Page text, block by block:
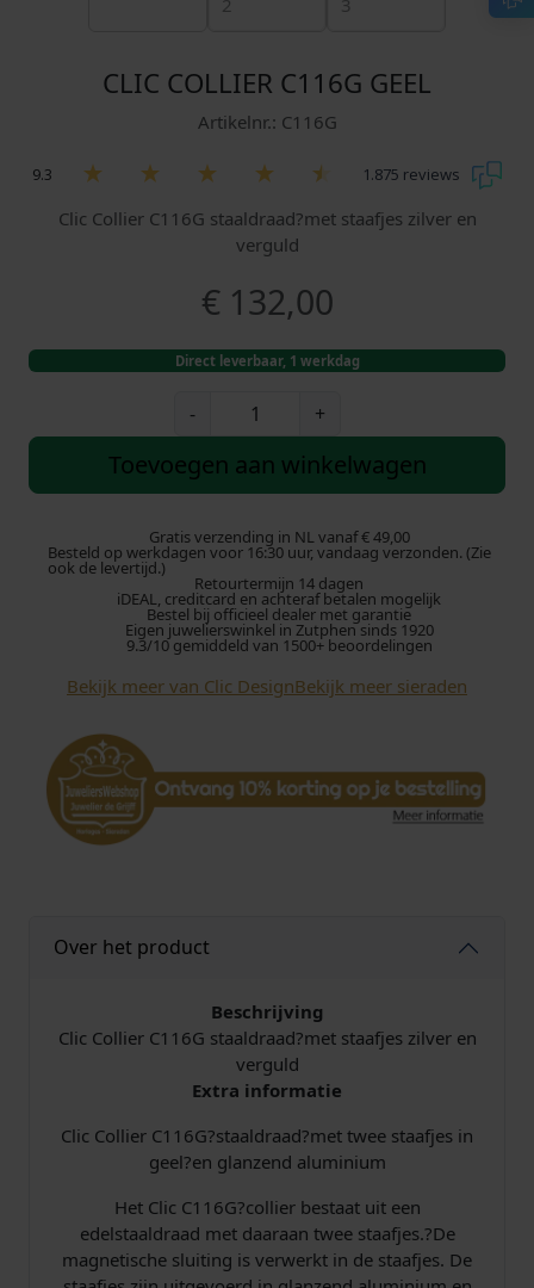
CLIC COLLIER C116G GEEL
Artikelnr.: C116G
9.3 1.875 reviews
Clic Collier C116G staaldraad?met staafjes zilver en
verguld
€132,00
Direct leverbaar, 1 werkdag
-
o
l
i
e
C
6
G
a
a
+
Toevoegen aan winkelwagen
Gratis verzending in NL vanaf € 49,00
Besteld op werkdagen voor 16:30 uur, vandaag verzonden. (Zie
ook de levertijd.)
Retourtermijn 14 dagen
iDEAL, creditcard en achteraf betalen mogelijk
Bestel bij officieel dealer met garantie
Eigen juwelierswinkel in Zutphen sinds 1920
9.3/10 gemiddeld van 1500+ beoordelingen
Bekijk meer van Clic DesignBekijk meer sieraden
Over het product
Beschrijving
Clic Collier C116G staaldraad?met staafjes zilver en
verguld
Extra informatie
Clic Collier C116G?staaldraad?met twee staafjes in
geel?en glanzend aluminium
Het Clic C116G?collier bestaat uit een
edelstaaldraad met daaraan twee staafjes.?De
magnetische sluiting is verwerkt in de staafjes. De